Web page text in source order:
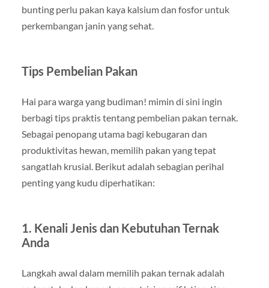
bunting perlu pakan kaya kalsium dan fosfor untuk
perkembangan janin yang sehat.
Tips Pembelian Pakan
Hai para warga yang budiman! mimin di sini ingin
berbagi tips praktis tentang pembelian pakan ternak.
Sebagai penopang utama bagi kebugaran dan
produktivitas hewan, memilih pakan yang tepat
sangatlah krusial. Berikut adalah sebagian perihal
penting yang kudu diperhatikan:
1. Kenali Jenis dan Kebutuhan Ternak
Anda
Langkah awal dalam memilih pakan ternak adalah